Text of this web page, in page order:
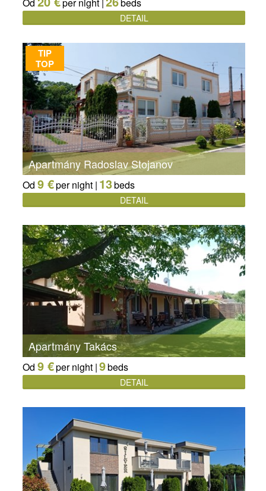
DETAIL
TIP
TOP
Apartmány Radoslav Stojanov
Od 9 €per night | 13beds
DETAIL
Apartmány Takács
Od 9 €per night |9beds
DETAIL